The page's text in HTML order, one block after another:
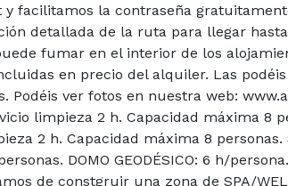
facilitamos la contraseña
detallada de la ruta para llegar
fumar en el interior de los
en precio del alquiler. Las
Podéis ver fotos en nuestra web:
limpieza 2 h. Capacidad máxima 8
2 h. Capacidad máxima 8
DOMO GEODÉSICO: 6 h/
de constgruir una zona de SPA/